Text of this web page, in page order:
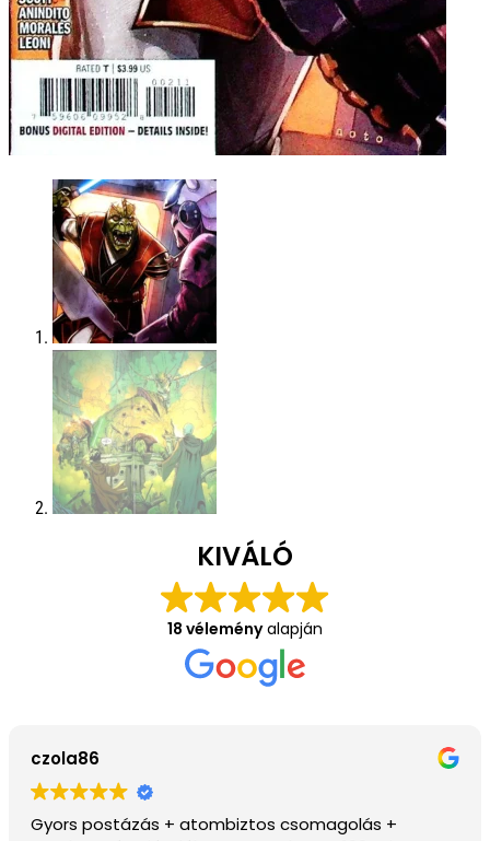
KIVÁLÓ
18 véleményalapján
János Pécsi
Szép példányok vannak az oldalon, ajánlom.